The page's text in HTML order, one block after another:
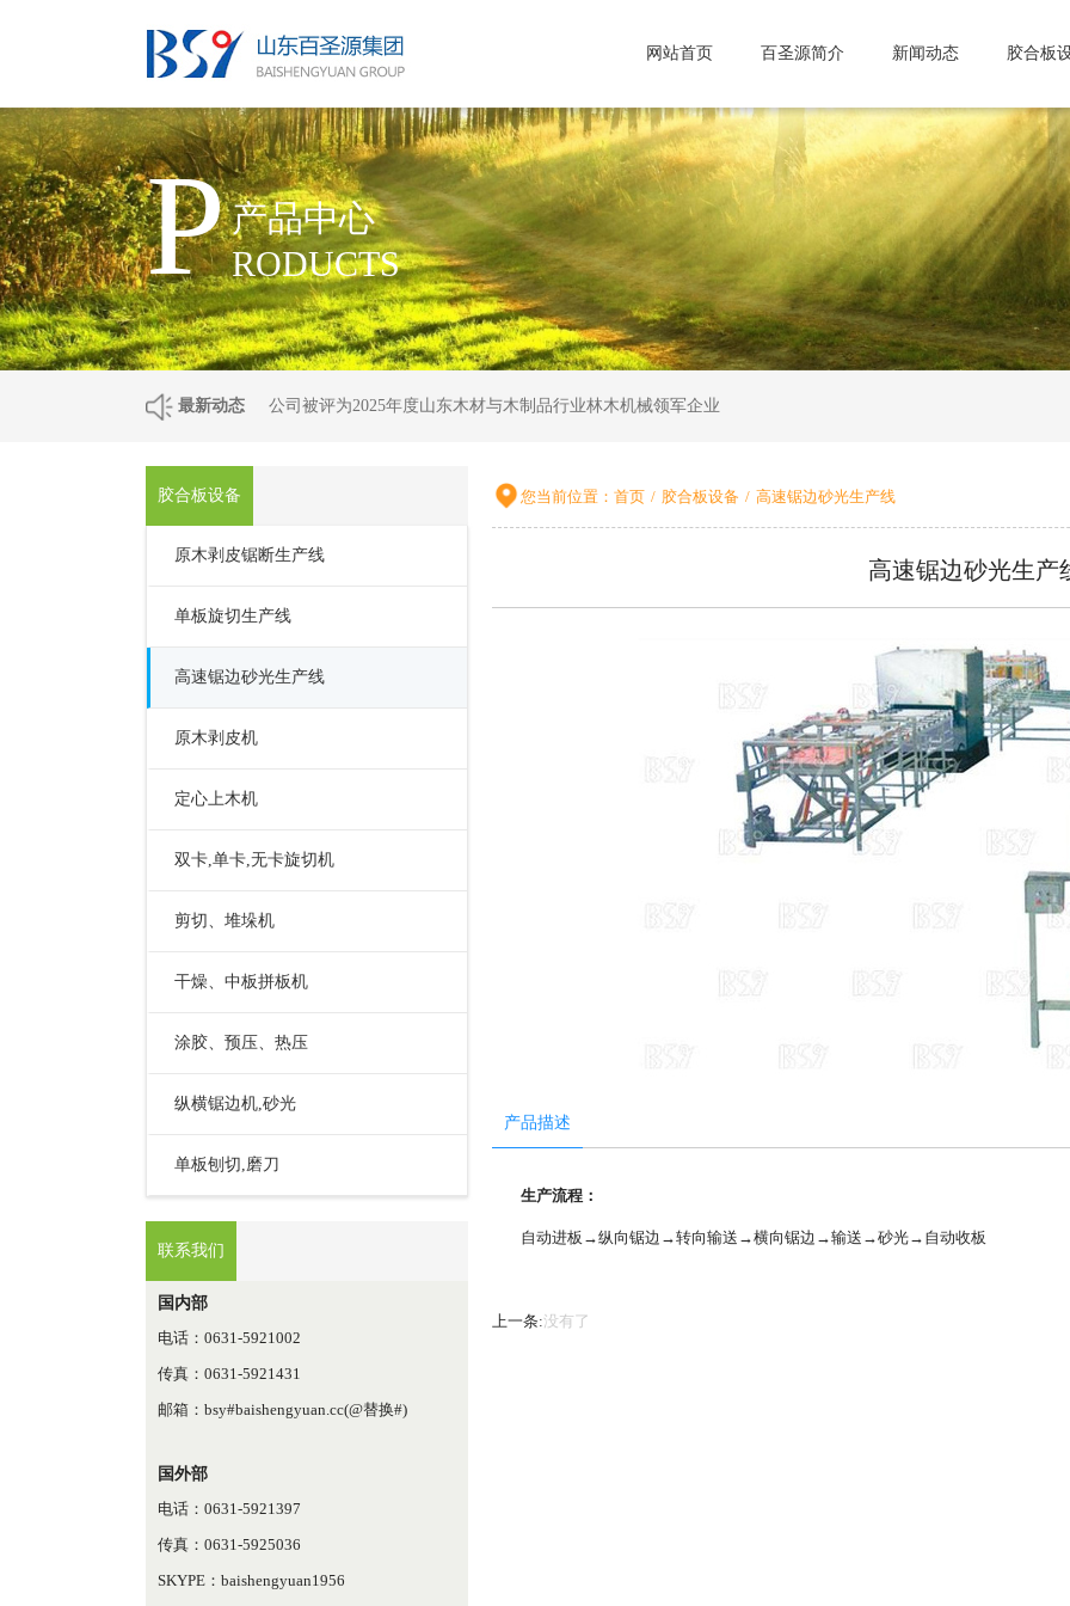
网站首页 百圣源简介 新闻动态 胶合板
P产品中心
RODUCTS
最新动态 公司被评为2025年度山东木材与木制品行业林木机械领军企业
胶合板设备
原木剥皮锯断生产线
单板旋切生产线
高速锯边砂光生产线
原木剥皮机
定心上木机
双卡,单卡,无卡旋切机
剪切、堆垛机
干燥、中板拼板机
涂胶、预压、热压
纵横锯边机,砂光
单板刨切,磨刀
联系我们
国内部
电话：0631-5921002
传真：0631-5921431
邮箱：bsy#baishengyuan.cc(@替换#)
国外部
电话：0631-5921397
传真：0631-5925036
SKYPE：baishengyuan1956
您当前位置： 首页 / 胶合板设备 / 高速锯边砂光生产线
高速锯边砂光生产
产品描述
生产流程：
自动进板→纵向锯边→转向输送→横向锯边→输送→砂光→自动收板
上一条:没有了